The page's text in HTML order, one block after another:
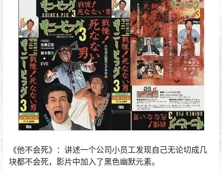
《他不会死》‌：讲述一个公司小员工发现自己无论切成几
块都不会死，影片中加入了黑色幽默元素。‌